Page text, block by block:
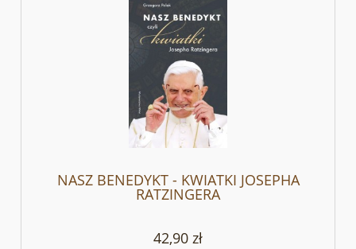
NASZ BENEDYKT - KWIATKI JOSEPHA
RATZINGERA
42,90 zł